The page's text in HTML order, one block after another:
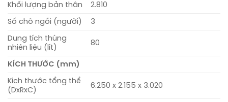
Khối lượng bản thân 2.810
Số chỗ ngồi (người) 3
Dung tích thùng
nhiên liệu (lít)
80
KÍCH THƯỚC (mm)
Kích thước tổng thể
(DxRxC)
6.250 x 2.155 x 3.020